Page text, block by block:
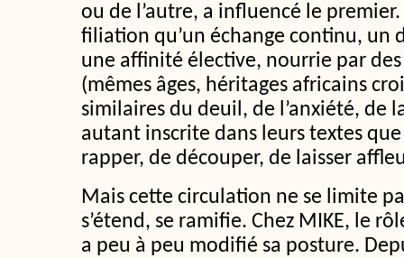
ou de l’autre, a influencé le
filiation qu’un échange continu, un
une affinité élective, nourrie par
(mêmes âges, héritages africains
similaires du deuil, de l’anxiété, de
autant inscrite dans leurs textes
rapper, de découper, de laisser
Mais cette circulation ne se limite
s’étend, se ramifie. Chez MIKE, le
a peu à peu modifié sa posture.